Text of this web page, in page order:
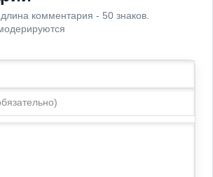
комментария - 50 знаков.